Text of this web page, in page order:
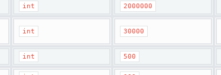
int 2000000
int 30000
int 500